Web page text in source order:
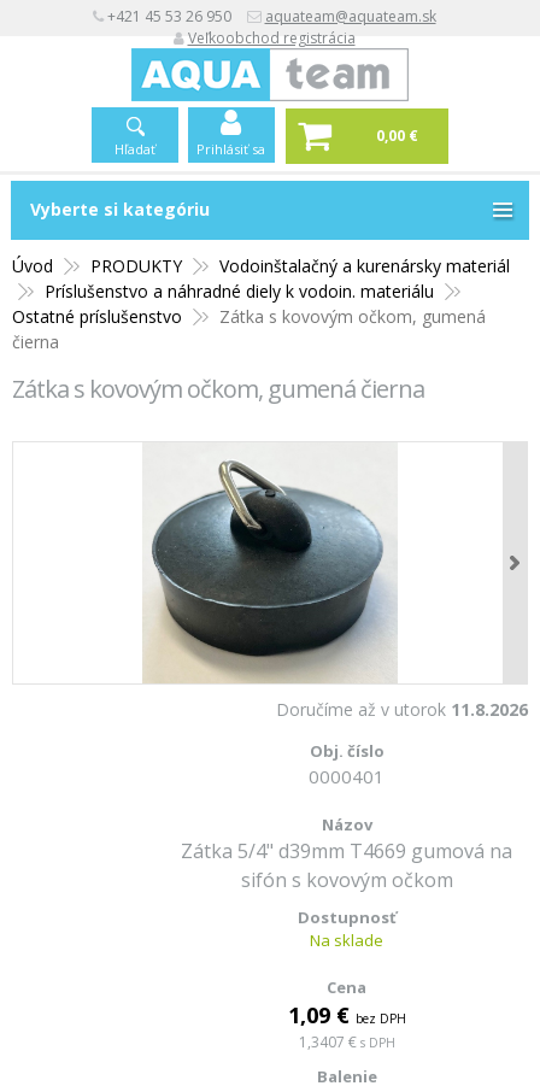
+421 45 53 26 950
aquateam@aquateam.sk
Veľkoobchod registrácia
Hľadať Prihlásiť sa
0,00 €
Vyberte si kategóriu
Úvod PRODUKTY
Vodoinštalačný a kurenársky materiál
Príslušenstvo a náhradné diely k vodoin. materiálu
Ostatné príslušenstvo
Zátka s kovovým očkom, gumená
čierna
Zátka s kovovým očkom, gumená čierna
Doručíme až v utorok 11.8.2026
0000401
Zátka 5/4" d39mm T4669 gumová na
sifón s kovovým očkom
Na sklade
1,09 € bez DPH
1,3407 € s DPH
Vyberte si kategóriu